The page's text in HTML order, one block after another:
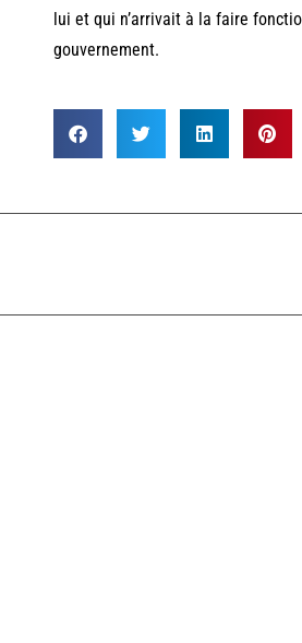
lui et qui n’arrivait à la faire
gouvernement.